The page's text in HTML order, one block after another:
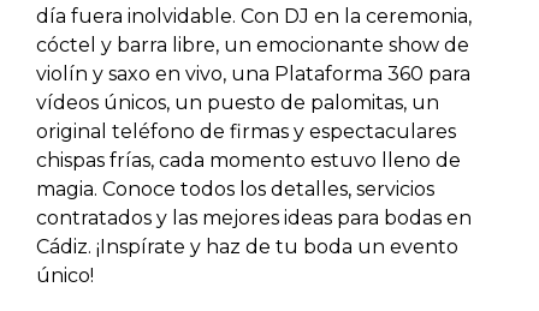
día fuera inolvidable. Con DJ en la ceremonia,
cóctel y barra libre, un emocionante show de
violín y saxo en vivo, una Plataforma 360 para
vídeos únicos, un puesto de palomitas, un
original teléfono de firmas y espectaculares
chispas frías, cada momento estuvo lleno de
magia. Conoce todos los detalles, servicios
contratados y las mejores ideas para bodas en
Cádiz. ¡Inspírate y haz de tu boda un evento
único!